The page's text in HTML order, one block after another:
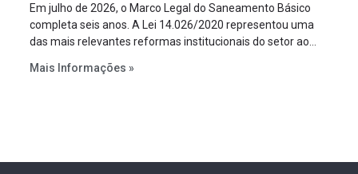
Em julho de 2026, o Marco Legal do Saneamento Básico
completa seis anos. A Lei 14.026/2020 representou uma
das mais relevantes reformas institucionais do setor ao
serviços, ampliar a participação da iniciativa privada,
Mais Informações »